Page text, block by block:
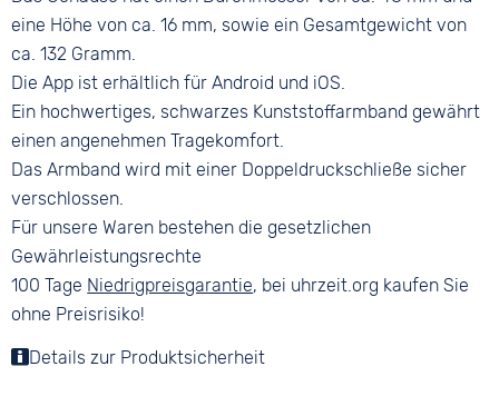
eine Höhe von ca. 16 mm, sowie ein Gesamtgewicht von
ca. 132 Gramm.
Die App ist erhältlich für Android und iOS.
Ein hochwertiges, schwarzes Kunststoffarmband gewährt
einen angenehmen Tragekomfort.
Das Armband wird mit einer Doppeldruckschließe sicher
verschlossen.
Für unsere Waren bestehen die gesetzlichen
Gewährleistungsrechte
100 Tage Niedrigpreisgarantie, bei uhrzeit.org kaufen Sie
ohne Preisrisiko!
Details zur Produktsicherheit